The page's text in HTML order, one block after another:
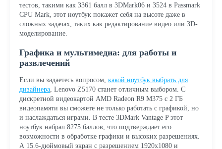
тестов, такими как 3361 балл в 3DMark06 и 3524 в Passmark
CPU Mark, этот ноутбук покажет себя на высоте даже в
сложных задачах, таких как редактирование видео или 3D-
моделирование.
Графика и мультимедиа: для работы и
развлечений
Если вы задаетесь вопросом, какой ноутбук выбрать для
дизайнера, Lenovo Z5170 станет отличным выбором. С
дискретной видеокартой AMD Radeon R9 M375 с 2 ГБ
видеопамяти вы сможете не только работать с графикой, но
и наслаждаться играми. В тесте 3DMark Vantage P этот
ноутбук набрал 8275 баллов, что подтверждает его
возможности в обработке графики и высоких разрешениях.
А 15.6-дюймовый экран с разрешением 1920x1080 и